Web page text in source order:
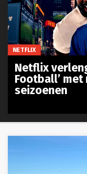
NETFLIX
Netflix
Football’
seizoenen